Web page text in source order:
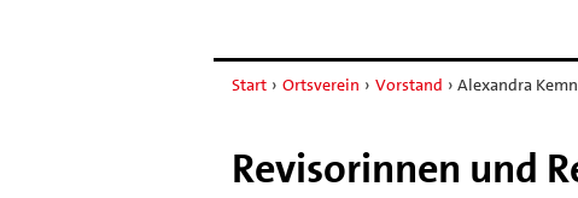
Start › Ortsverein › Vorstand › Alexandra
Revisorinnen und